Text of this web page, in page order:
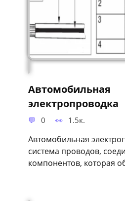
Автомобильная
электропроводка
0 1.5к.
Автомобильная
система проводов,
компонентов, которая